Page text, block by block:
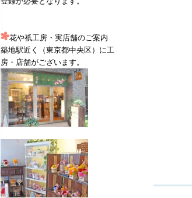
花や祇工房・実店舗のご案内
築地駅近く（東京都中央区）に工
房・店舗がございます。